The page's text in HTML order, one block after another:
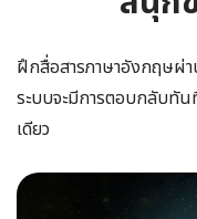
ฝึกสื่อสารภาษาอังกฤษ
ระบบจะมีการตอบกลับทั
เดียว